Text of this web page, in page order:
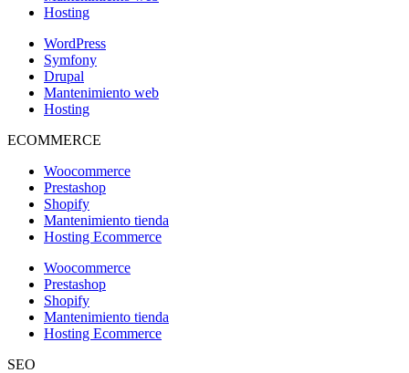
Hosting
WordPress
Symfony
Drupal
Mantenimiento web
Hosting
ECOMMERCE
Woocommerce
Prestashop
Shopify
Mantenimiento tienda
Hosting Ecommerce
Woocommerce
Prestashop
Shopify
Mantenimiento tienda
Hosting Ecommerce
SEO